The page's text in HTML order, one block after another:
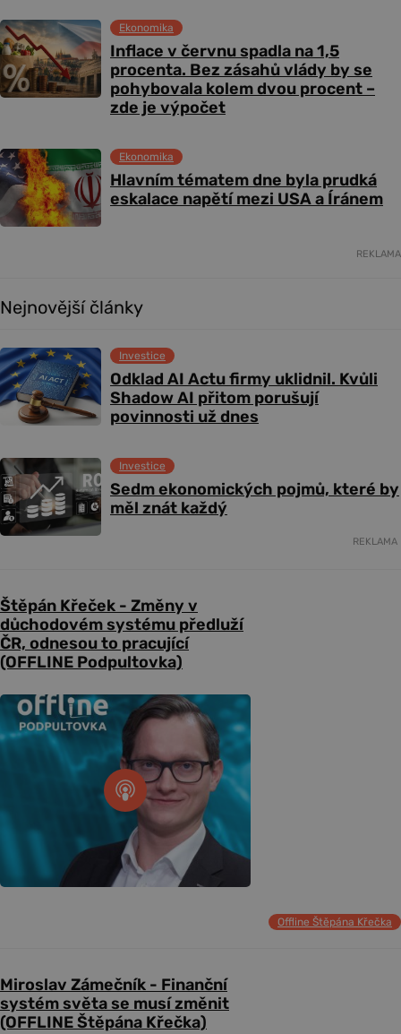
Inflace v červnu spadla na 1,5
procenta. Bez zásahů vlády by se
pohybovala kolem dvou procent –
zde je výpočet
Ekonomika
Hlavním tématem dne byla prudká
eskalace napětí mezi USA a Íránem
Ekonomika
REKLAMA
Nejnovější články
Odklad AI Actu firmy uklidnil. Kvůli
Shadow AI přitom porušují
povinnosti už dnes
Investice
Sedm ekonomických pojmů, které by
měl znát každý
Investice
REKLAMA
Štěpán Křeček - Změny v
důchodovém systému předluží
ČR, odnesou to pracující
(OFFLINE Podpultovka)
Offline Štěpána Křečka
Miroslav Zámečník - Finanční
systém světa se musí změnit
(OFFLINE Štěpána Křečka)